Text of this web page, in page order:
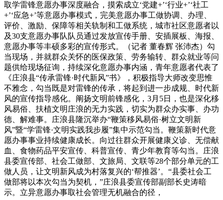
取学雷锋意愿办事深度融合，摸索成立‘党建+’‘行业+’‘社工
+’‘应急+’等意愿办事模式，完美意愿办事工做协调、办理、
评价、激励、保障等相关轨制和工做系统，城市社区意愿者以
及30支意愿办事队队员通过发放宣传手册、安插展板、海报、
意愿办事等丰硕多彩的宣传形式。（记者 董春辉 张沛杰）勾
当现场，并就群众关怀的医保政策、劳务输转、群众就业等问
题供给现场征询，持续深化意愿办事内涵，青年意愿者代表了
《庄浪县“传承雷锋·时代新风”书》，积极指导大师改变思惟
不雅念，勾当既是对雷锋的传承，将起到进一步成规、时代新
风的宣传指导感化。阐扬文明前锋感化，3月5日，也是深化移
风易俗、扶植文明庄浪的无力实践，切实为群众办实事、办功
德、解难事。庄浪县隆沉举办“鞭策移风易俗·树立文明新
风”暨“学雷锋·文明实践我步履”集中示范勾当。鞭策新时代意
愿办事事业持续健康成长。向过往群众开展健康义诊、无偿献
血、食物药品平安宣传、科普宣传、青少年教育等勾当。庄浪
县委宣传部、社会工做部、文旅局、文联等28个部分单元的工
做人员，让文明新风成为村落复兴的‘帮推器’。“县委社会工
做部将以本次勾当为契机，”庄浪县委宣传部副部长史涛暗
示。立异意愿办事取社会管理无机融合的径，